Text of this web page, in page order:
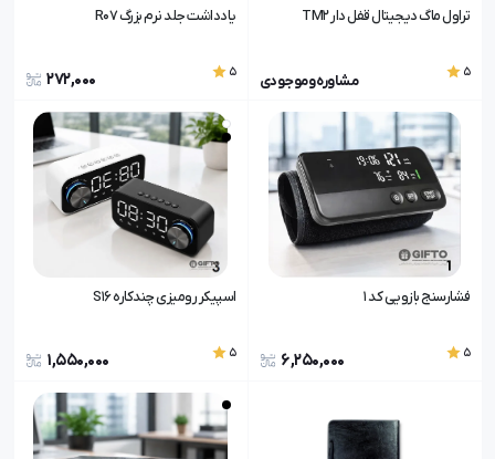
تراول ماگ دیجیتال قفل دار TM2
5 مشاوره و موجودی
یادداشت جلد نرم بزرگ R07
5
272,000
فشارسنج بازویی کد 1
5
6,250,000
اسپیکر رومیزی چندکاره S16
5
1,550,000